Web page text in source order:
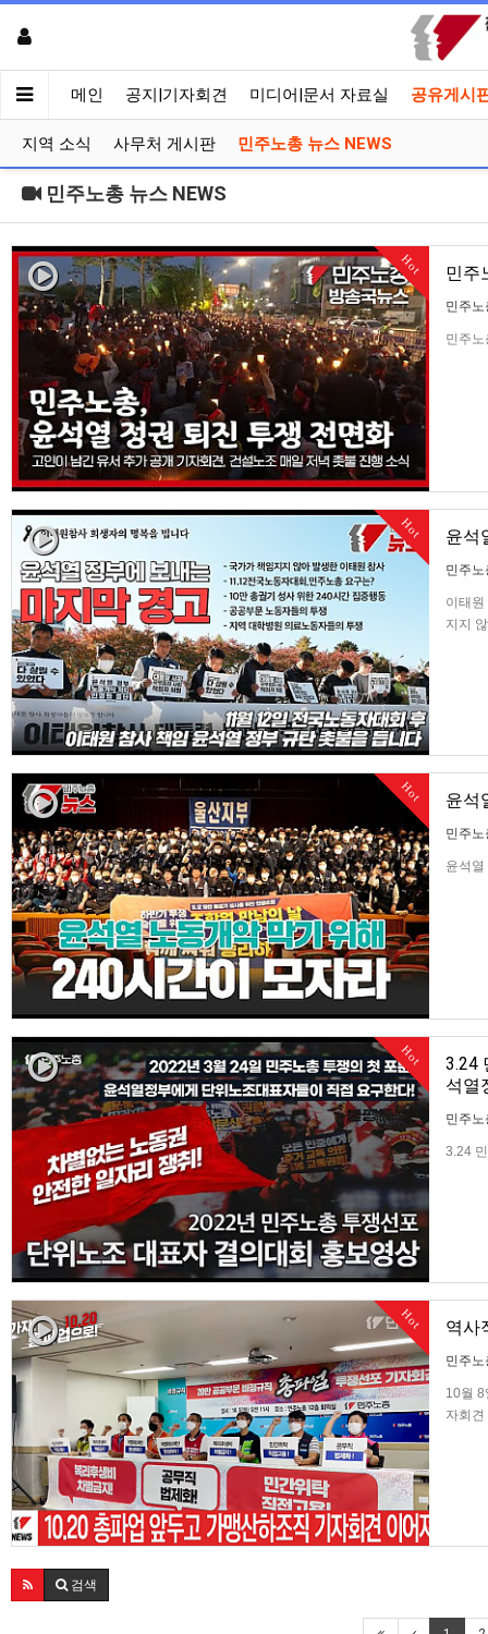
메인 공지|기자회견 미디어|문서 자료실 공유게시
지역 소식 사무처 게시판 민주노총 뉴스 NEWS
민주노총 뉴스 NEWS
Hot 민주
민주
민주
Hot 윤석
민주
이태
지지
Hot 윤석
민주
윤석
Hot
3.24
석열
민주
3.24
Hot 역사
민주
10월 8
자회
검색